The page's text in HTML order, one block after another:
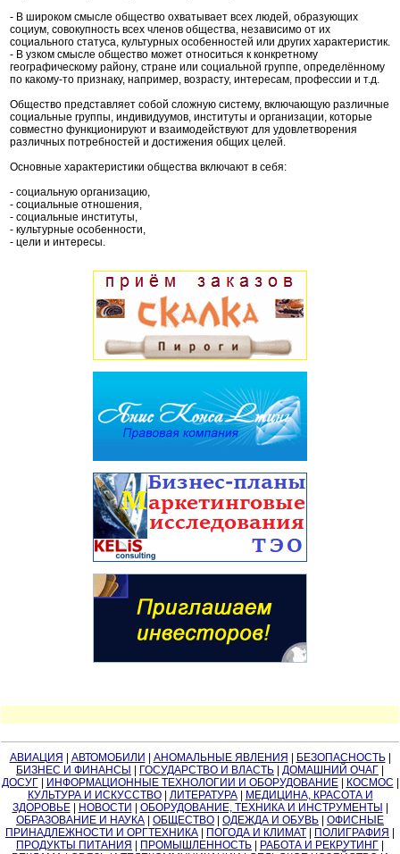
- В широком смысле общество охватывает всех людей, образующих
социум, совокупность всех членов общества, независимо от их
социального статуса, культурных особенностей или других характеристик.
- В узком смысле общество может относиться к конкретному
географическому району, стране или социальной группе, определённому
по какому-то признаку, например, возрасту, интересам, профессии и т.д.
Общество представляет собой сложную систему, включающую различные
социальные группы, индивидуумов, институты и организации, которые
совместно функционируют и взаимодействуют для удовлетворения
различных потребностей и достижения общих целей.
Основные характеристики общества включают в себя:
- социальную организацию,
- социальные отношения,
- социальные институты,
- культурные особенности,
- цели и интересы.
АВИАЦИЯ АВТОМОБИЛИ АНОМАЛЬНЫЕ ЯВЛЕНИЯ БЕЗОПАСНОСТЬ|
БИЗНЕС И ФИНАНСЫ
ГОСУДАРСТВО И ВЛАСТЬ ДОМАШНИЙ ОЧАГ
ДОСУГ| ИНФОРМАЦИОННЫЕ ТЕХНОЛОГИИ И ОБОРУДОВАНИЕ| КОСМОС
КУЛЬТУРА И ИСКУССТВО| ЛИТЕРАТУРА|
МЕДИЦИНА, КРАСОТА И
ЗДОРОВЬЕ| НОВОСТИ ОБОРУДОВАНИЕ, ТЕХНИКА И ИНСТРУМЕНТЫ
ОБРАЗОВАНИЕ И НАУКА
ОБЩЕСТВО ОДЕЖДА И ОБУВЬ
ОФИСНЫЕ
ПРИНАДЛЕЖНОСТИ И ОРГТЕХНИКА
ПОГОДА И КЛИМАТ ПОЛИГРАФИЯ
ПРОДУКТЫ ПИТАНИЯ
ПРОМЫШЛЕННОСТЬ РАБОТА И РЕКРУТИНГ